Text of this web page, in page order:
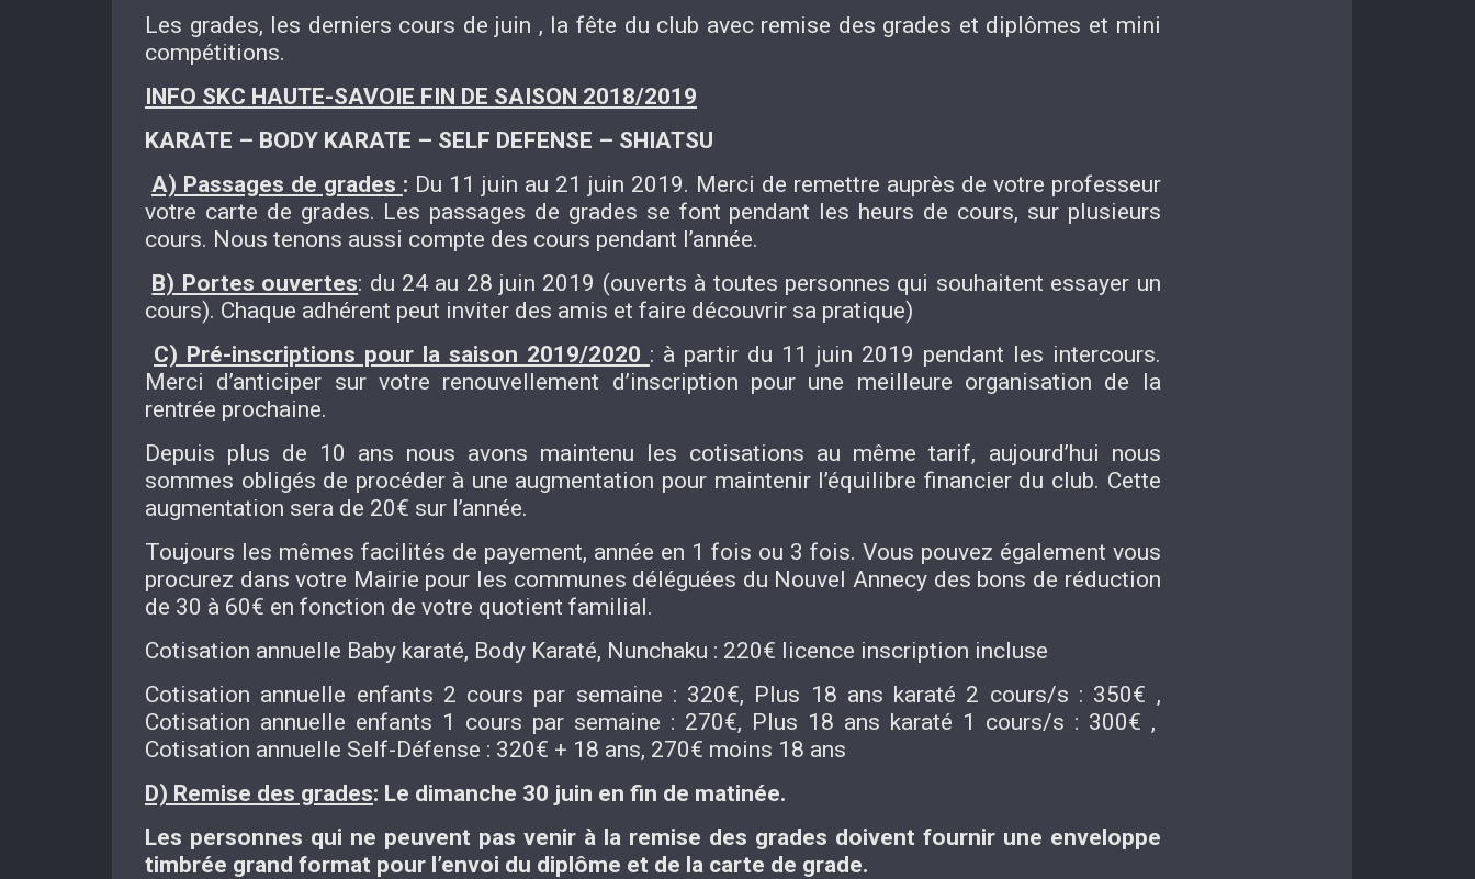
Les grades, les derniers cours de juin , la fête du club avec remise des grades et diplômes et mini
compétitions.
INFO SKC HAUTE-SAVOIE FIN DE SAISON 2018/2019
KARATE – BODY KARATE – SELF DEFENSE – SHIATSU
A) Passages de grades : Du 11 juin au 21 juin 2019. Merci de remettre auprès de votre professeur
votre carte de grades. Les passages de grades se font pendant les heurs de cours, sur plusieurs
cours. Nous tenons aussi compte des cours pendant l’année.
B) Portes ouvertes: du 24 au 28 juin 2019 (ouverts à toutes personnes qui souhaitent essayer un
cours). Chaque adhérent peut inviter des amis et faire découvrir sa pratique)
C) Pré-inscriptions pour la saison 2019/2020 : à partir du 11 juin 2019 pendant les intercours.
Merci d’anticiper sur votre renouvellement d’inscription pour une meilleure organisation de la
rentrée prochaine.
Depuis plus de 10 ans nous avons maintenu les cotisations au même tarif, aujourd’hui nous
sommes obligés de procéder à une augmentation pour maintenir l’équilibre financier du club. Cette
augmentation sera de 20€ sur l’année.
Toujours les mêmes facilités de payement, année en 1 fois ou 3 fois. Vous pouvez également vous
procurez dans votre Mairie pour les communes déléguées du Nouvel Annecy des bons de réduction
de 30 à 60€ en fonction de votre quotient familial.
Cotisation annuelle Baby karaté, Body Karaté, Nunchaku : 220€ licence inscription incluse
Cotisation annuelle enfants 2 cours par semaine : 320€, Plus 18 ans karaté 2 cours/s : 350€ ,
Cotisation annuelle enfants 1 cours par semaine : 270€, Plus 18 ans karaté 1 cours/s : 300€ ,
Cotisation annuelle Self-Défense : 320€ + 18 ans, 270€ moins 18 ans
D) Remise des grades: Le dimanche 30 juin en fin de matinée.
Les personnes qui ne peuvent pas venir à la remise des grades doivent fournir une enveloppe
timbrée grand format pour l’envoi du diplôme et de la carte de grade.